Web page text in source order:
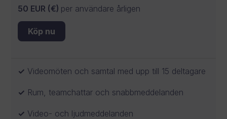
50 EUR (€) per användare årligen
Köp nu
Videomöten och samtal med upp till 15 deltagare
Rum, teamchattar och snabbmeddelanden
Video- och ljudmeddelanden